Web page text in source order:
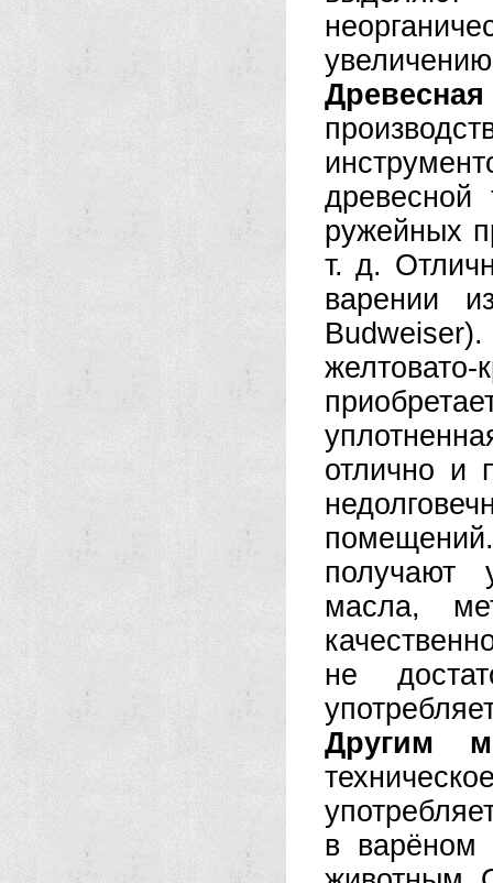
древесной
ружейных
т. д.
варении
отлично и
получают
масла,
не
Другим
в варёном